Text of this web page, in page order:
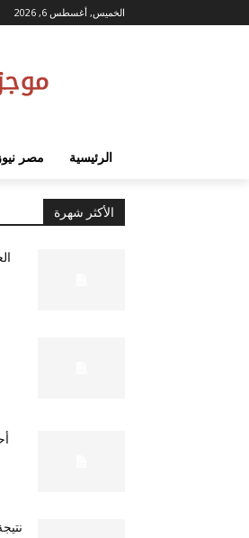
الخميس, أغسطس 6, 2026
الرئيسية مصر نيوز
الأكثر شهرة